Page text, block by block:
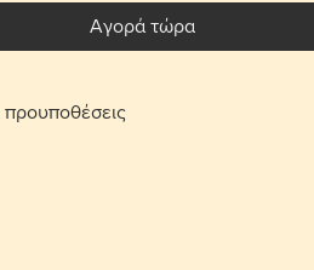
Αγορά τώρα
προυποθέσεις